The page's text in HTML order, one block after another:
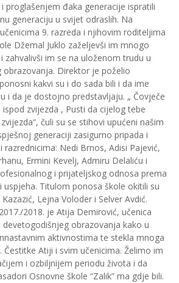
proglašenjem đaka generacije ispratili
generaciju u svijet odraslih. Na
9. razreda i njihovim roditeljima
Džemal Juklo zaželjevši im mnogo
zahvalivši im se na uloženom trudu u
Direktor je poželio
kakvi su i do sada bili i da ime
i da je dostojno predstavljaju. „ Čovječe
zvijezda , Pusti da cijelog tebe
čuli su se stihovi upućeni našim
generaciji zasigurno pripada i
Nedi Brnos, Adisi Pajević,
Ermini Kevelj, Admiru Delaliću i
i prijateljskog odnosa prema
uspjeha. Titulom ponosa škole okitili su
Lejna Voloder i Selver Avdić.
2018. je Atija Demirović, učenica
obrazovanja kako u
aktivnostima te stekla mnoga
Atiji i svim učenicima. Želimo im
i ozbiljnijem periodu života i da
Osnovne škole “Zalik” ma gdje bili.